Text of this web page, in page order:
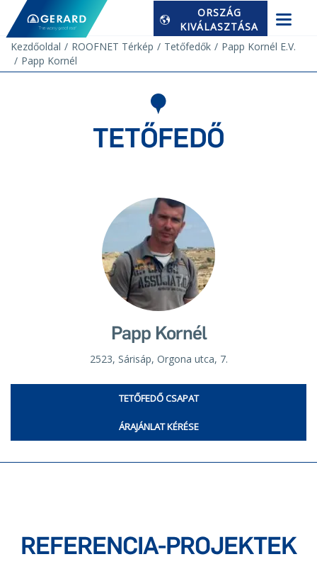
ORSZÁG
KIVÁLASZTÁSA
Kezdőoldal
ROOFNET Térkép Tetőfedők
Papp Kornél E.V.
Papp Kornél
TETŐFEDŐ
Papp Kornél
2523, Sárisáp, Orgona utca, 7.
TETŐFEDŐ CSAPAT
ÁRAJÁNLAT KÉRÉSE
REFERENCIA-PROJEKTEK